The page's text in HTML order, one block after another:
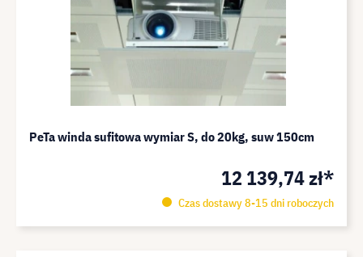
PeTa winda sufitowa wymiar S, do 20kg, suw 150cm
12 139,74 zł*
Czas dostawy 8-15 dni roboczych